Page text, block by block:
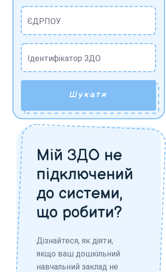
ЄДРПОУ
Ідентифікатор ЗДО
Шукати
Мій ЗДО не
підключений
до системи,
що робити?
Дізнайтеся, як діяти,
якщо ваш дошкільний
навчальний заклад не